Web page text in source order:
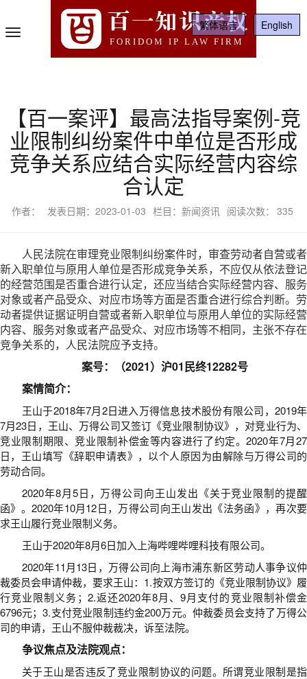
百一知识产权
FORIDOM IP LAW FIRM
English
繁体语言
Toggle
Navigation
【百一案评】最高法指导案例-竞
业限制纠纷案件中单位是否形成
竞争关系应结合实际经营内容综
合认定
作者： 发表日期：2023-01-03 栏目：新闻资讯 阅读次数： 335
人民法院在审理竞业限制纠纷案件时，审查劳动者自营或者
新入职单位与原用人单位是否形成竞争关系，不应仅从依法登记
的经营范围是否重合进行认定，还应当结合实际经营内容、服务
对象或者产品受众、对应市场等方面是否重合进行综合判断。劳
动者提供证据证明自营或者新入职单位与原用人单位的实际经营
内容、服务对象或者产品受众、对应市场等不相同，主张不存在
竞争关系的，人民法院应予支持。
案号：
（2021）沪01民终12282号
案情简介：
王山于2018年7月2日进入万得信息技术股份有限公司，2019年
7月23日，王山、万得公司又签订《竞业限制协议》，对竞业行为、
竞业限制期限、竞业限制补偿金等内容进行了约定。2020年7月27
日，王山填写《辞职申请表》，以个人原因为由解除与万得公司的
劳动合同。
2020年8月5日，万得公司向王山发出《关于竞业限制的提醒
函》。2020年10月12日，万得公司向王山发出《法务函》，再次要
求王山履行竞业限制义务。
王山于2020年8月6日加入上海哔哩哔哩科技有限公司。
2020年11月13日，万得公司向上海市浦东新区劳动人事争议仲
裁委员会申请仲裁，要求王山：1.按双方签订的《竞业限制协议》履
行竞业限制义务；2.返还2020年8月、9月支付的竞业限制补偿金
6796元；3.支付竞业限制违约金200万元。仲裁委员会支持了万得公
司的申请，王山不服仲裁裁决，诉至法院。
争议焦点及法院观点：
关于王山是否违反了竞业限制协议的问题。所谓竞业限制是指